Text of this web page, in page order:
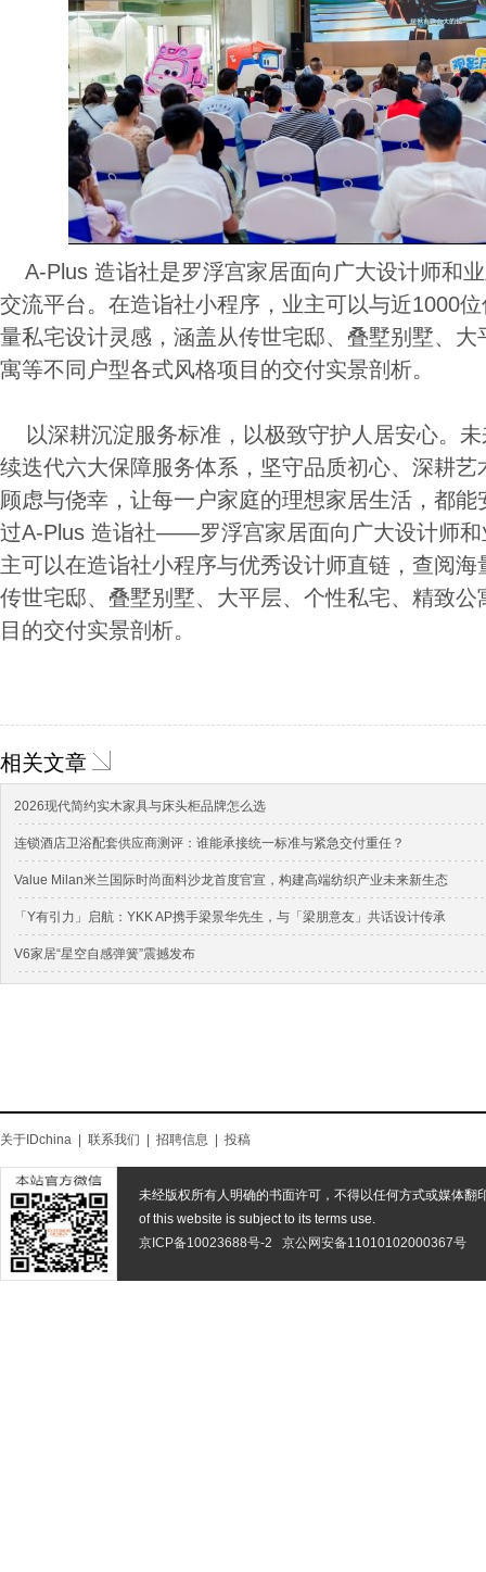
A-Plus 造诣社是罗浮宫家居面向广大设计师和
交流平台。在造诣社小程序，业主可以与近1000
量私宅设计灵感，涵盖从传世宅邸、叠墅别墅、
寓等不同户型各式风格项目的交付实景剖析。
以深耕沉淀服务标准，以极致守护人居安心。
续迭代六大保障服务体系，坚守品质初心、深耕
顾虑与侥幸，让每一户家庭的理想家居生活，都
过A-Plus 造诣社——罗浮宫家居面向广大设计师和
主可以在造诣社小程序与优秀设计师直链，查阅
传世宅邸、叠墅别墅、大平层、个性私宅、精致
目的交付实景剖析。
相关文章
2026现代简约实木家具与床头柜品牌怎么选
连锁酒店卫浴配套供应商测评：谁能承接统一标准与紧急交付重任？
Value Milan米兰国际时尚面料沙龙首度官宣，构建高端纺织产业未来新生态
「Y有引力」启航：YKK AP携手梁景华先生，与「梁朋意友」共话设计传承
V6家居“星空自感弹簧”震撼发布
关于IDchina 联系我们 招聘信息 投稿
未经版权所有人明确的书面许可，不得以任何方式或媒体翻
of this website is subject to its terms use.
京ICP备10023688号-2
京公网安备11010102000367号